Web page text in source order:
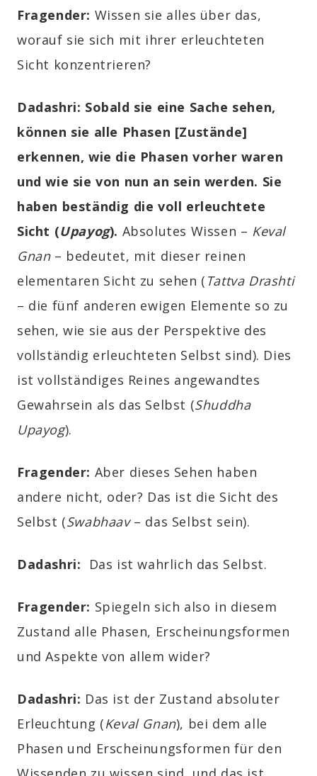
Fragender: Wissen sie alles über das,
worauf sie sich mit ihrer erleuchteten
Sicht konzentrieren?
Dadashri: Sobald sie eine Sache sehen,
können sie alle Phasen [Zustände]
erkennen, wie die Phasen vorher waren
und wie sie von nun an sein werden. Sie
haben beständig die voll erleuchtete
Sicht (Upayog). Absolutes Wissen – Keval
Gnan– bedeutet, mit dieser reinen
elementaren Sicht zu sehen ( Tattva Drashti
– die fünf anderen ewigen Elemente so zu
sehen, wie sie aus der Perspektive des
vollständig erleuchteten Selbst sind). Dies
ist vollständiges Reines angewandtes
Gewahrsein als das Selbst (Shuddha
Upayog).
Fragender: Aber dieses Sehen haben
andere nicht, oder? Das ist die Sicht des
Selbst (Swabhaav– das Selbst sein).
Dadashri: Das ist wahrlich das Selbst.
Fragender: Spiegeln sich also in diesem
Zustand alle Phasen, Erscheinungsformen
und Aspekte von allem wider?
Dadashri: Das ist der Zustand absoluter
Erleuchtung (Keval Gnan), bei dem alle
Phasen und Erscheinungsformen für den